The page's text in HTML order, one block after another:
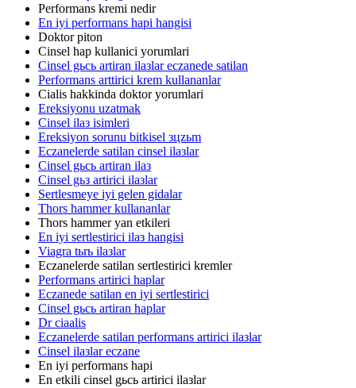
Performans kremi nedir
En iyi performans hapi hangisi
Doktor piton
Cinsel hap kullanici yorumlari
Cinsel gьcь artiran ilaзlar eczanede satilan
Performans arttirici krem kullananlar
Cialis hakkinda doktor yorumlari
Ereksiyonu uzatmak
Cinsel ilaз isimleri
Ereksiyon sorunu bitkisel зцzьm
Eczanelerde satilan cinsel ilaзlar
Cinsel gьcь artiran ilaз
Cinsel gьз artirici ilaзlar
Sertlesmeye iyi gelen gidalar
Thors hammer kullananlar
Thors hammer yan etkileri
En iyi sertlestirici ilaз hangisi
Viagra tьrь ilaзlar
Eczanelerde satilan sertlestirici kremler
Performans artirici haplar
Eczanede satilan en iyi sertlestirici
Cinsel gьcь artiran haplar
Dr ciaalis
Eczanelerde satilan performans artirici ilaзlar
Cinsel ilaзlar eczane
En iyi performans hapi
En etkili cinsel gьcь artirici ilaзlar